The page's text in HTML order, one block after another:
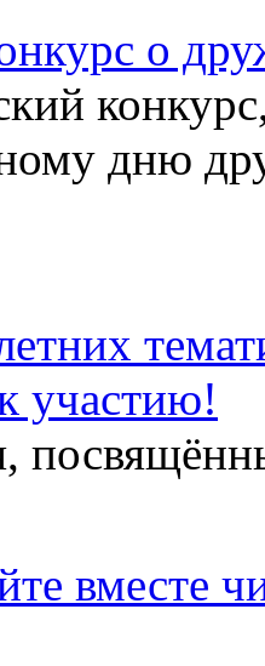
о
дню
участию!
вместе